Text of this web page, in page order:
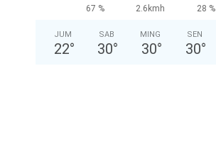
67 % 2.6kmh 28 %
JUM
22°
SAB
30°
MING
30°
SEN
30°